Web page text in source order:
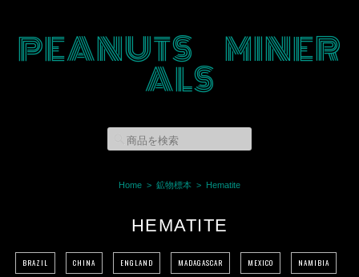
PEANUTS MINER
ALS
Home 鉱物標本 Hematite
HEMATITE
BRAZIL CHINA ENGLAND MADAGASCAR MEXICO NAMIBIA